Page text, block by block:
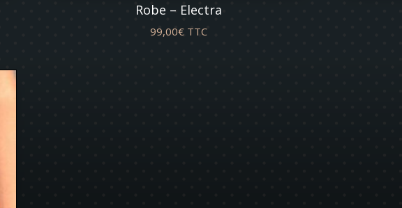
Robe – Electra
99,00€ TTC